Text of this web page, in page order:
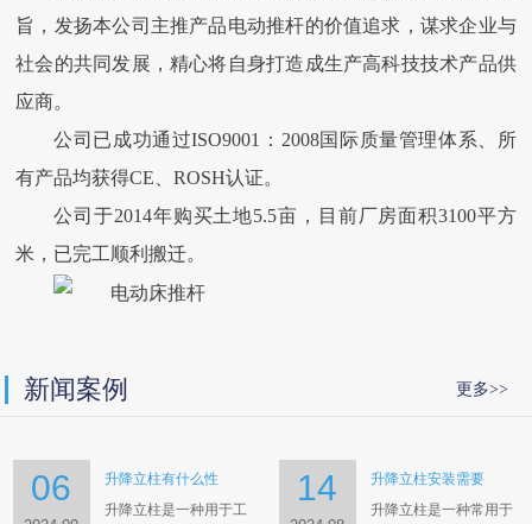
旨，发扬本公司主推产品电动推杆的价值追求，谋求企业与
社会的共同发展，精心将自身打造成生产高科技技术产品供
应商。
公司已成功通过ISO9001：2008国际质量管理体系、所
有产品均获得CE、ROSH认证。
公司于2014年购买土地5.5亩，目前厂房面积3100平方
米，已完工顺利搬迁。
新闻案例 更多>>
06
升降立柱有什么性
升降立柱是一种用于工
14
升降立柱安装需要
升降立柱是一种常用于